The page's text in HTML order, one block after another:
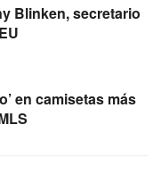
Blinken, secretario
en camisetas más